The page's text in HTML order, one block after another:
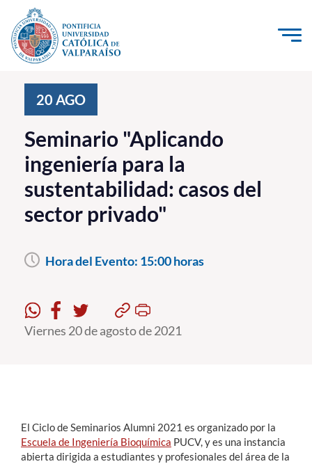
Click acá para ir directamente al contenido
Investigación, Creación e Innovación
PUCV Internacional
Vinculación con el Medio
Admisión
Pregrado
Formación Continua
Alumni
20 AGO
Seminario "Aplicando
ingeniería para la
sustentabilidad: casos del
sector privado"
Hora del Evento: 15:00 horas
Viernes 20 de agosto de 2021
El Ciclo de Seminarios Alumni 2021 es organizado por la
Escuela de Ingeniería Bioquímica PUCV, y es una instancia
abierta dirigida a estudiantes y profesionales del área de la